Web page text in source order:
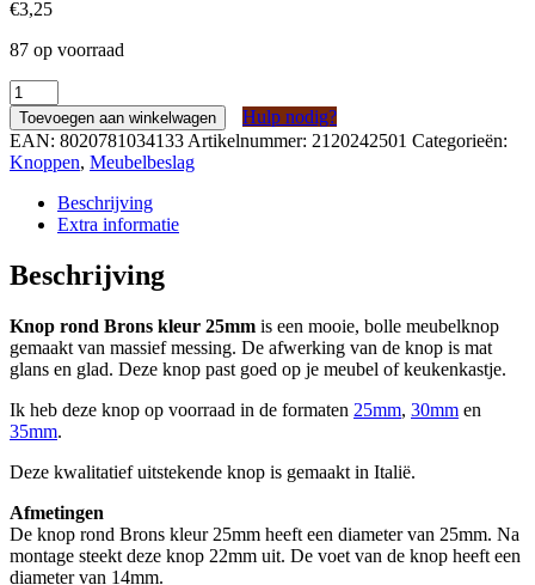
€3,25
87 op voorraad
Knop
rond
Brons
kleur
25mm
aantal
Toevoegen aan winkelwagen
Hulp nodig?
EAN: 8020781034133 Artikelnummer: 2120242501 Categorieën:
Knoppen, Meubelbeslag
Beschrijving
Extra informatie
Beschrijving
Knop rond Brons kleur 25mm is een mooie, bolle meubelknop
gemaakt van massief messing. De afwerking van de knop is mat
glans en glad. Deze knop past goed op je meubel of keukenkastje.
Ik heb deze knop op voorraad in de formaten 25mm, 30mm en
35mm.
Deze kwalitatief uitstekende knop is gemaakt in Italië.
Afmetingen
De knop rond Brons kleur 25mm heeft een diameter van 25mm. Na
montage steekt deze knop 22mm uit. De voet van de knop heeft een
diameter van 14mm.